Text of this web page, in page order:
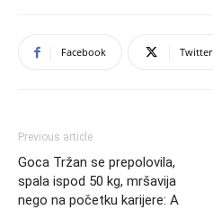
Facebook Twitter
Previous article
Goca Tržan se prepolovila,
spala ispod 50 kg, mršavija
nego na početku karijere: A